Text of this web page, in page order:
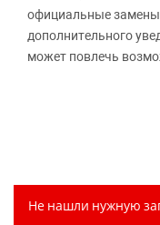
официальные
дополнительного
может повлечь
предлагаемых к
Не нашли нужную